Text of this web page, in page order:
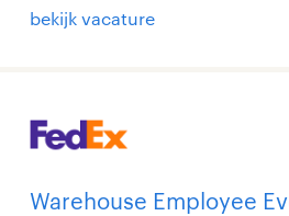
bekijk vacature
Warehouse Employee